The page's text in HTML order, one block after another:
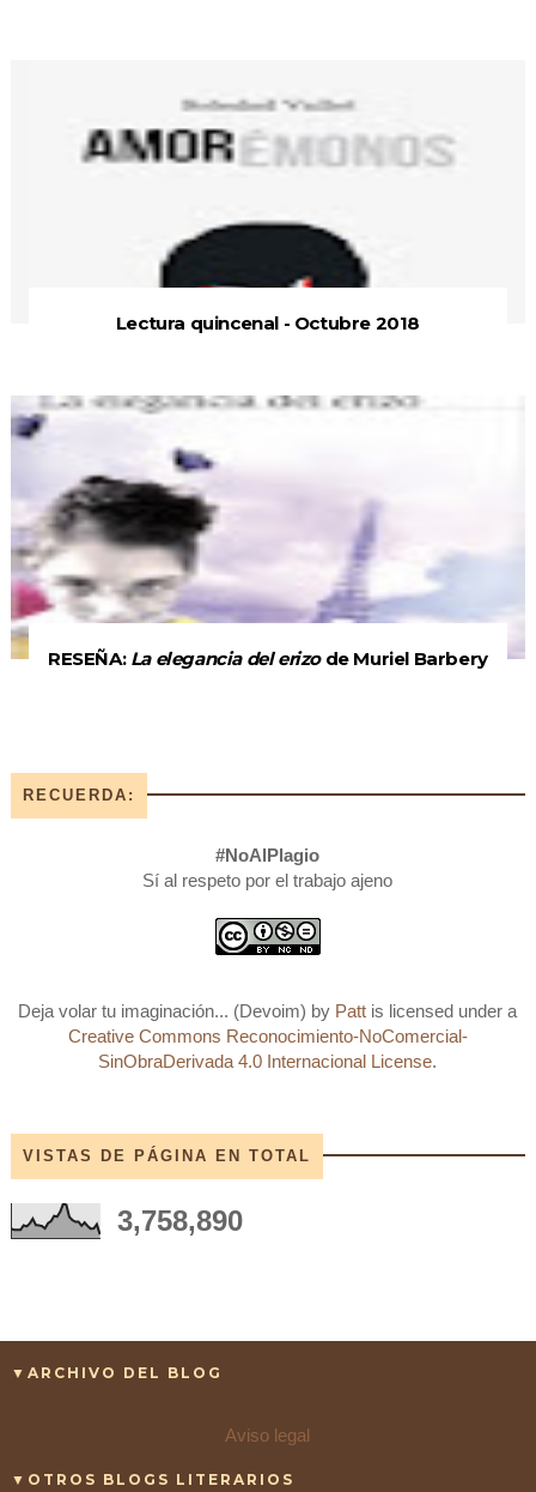
Lectura quincenal - Octubre 2018
RESEÑA: La elegancia del erizode Muriel Barbery
RECUERDA:
#NoAlPlagio
Sí al respeto por el trabajo ajeno
Deja volar tu imaginación... (Devoim) by Patt is licensed under a
Creative Commons Reconocimiento-NoComercial-
SinObraDerivada 4.0 Internacional License.
VISTAS DE PÁGINA EN TOTAL
3,758,890
▼ARCHIVO DEL BLOG
Aviso legal
▼OTROS BLOGS LITERARIOS